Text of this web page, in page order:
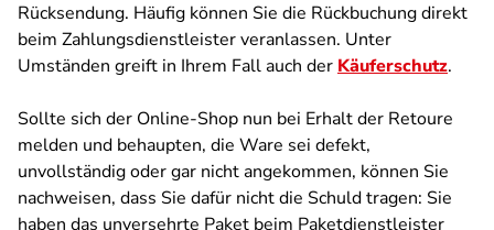
Rücksendung. Häufig können Sie die Rückbuchung direkt
beim Zahlungsdienstleister veranlassen. Unter
Umständen greift in Ihrem Fall auch der Käuferschutz.
Sollte sich der Online-Shop nun bei Erhalt der Retoure
melden und behaupten, die Ware sei defekt,
unvollständig oder gar nicht angekommen, können Sie
nachweisen, dass Sie dafür nicht die Schuld tragen: Sie
haben das unversehrte Paket beim Paketdienstleister